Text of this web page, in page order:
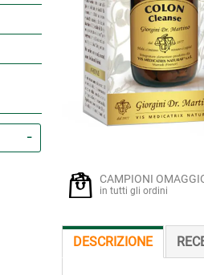
CAMPIONI
in tutti gli ordini
DESCRIZIONE